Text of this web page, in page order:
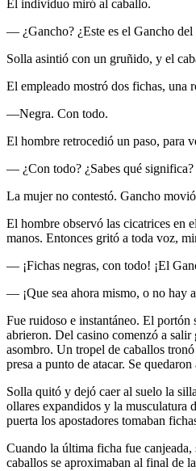
El individuo miró al caballo.
— ¿Gancho? ¿Este es el Gancho
Solla asintió con un gruñido, y el
El empleado mostró dos fichas, una
—Negra. Con todo.
El hombre retrocedió un paso, para
— ¿Con todo? ¿Sabes qué significa?
La mujer no contestó. Gancho
El hombre observó las cicatrices en
manos. Entonces gritó a toda voz,
— ¡Fichas negras, con todo! ¡El
— ¡Que sea ahora mismo, o no hay
Fue ruidoso e instantáneo. El portón
abrieron. Del casino comenzó a salir
asombro. Un tropel de caballos
presa a punto de atacar. Se
Solla quitó y dejó caer al suelo la
ollares expandidos y la musculatura
puerta los apostadores tomaban
Cuando la última ficha fue canjeada,
caballos se aproximaban al final de